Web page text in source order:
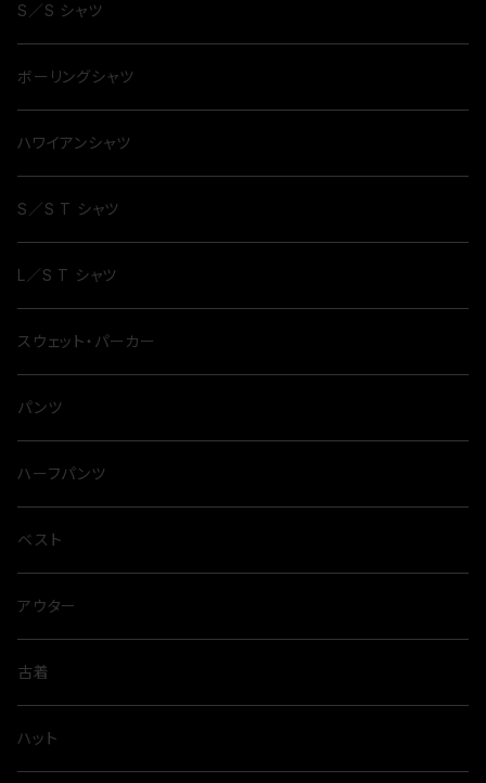
S／S シャツ
ボーリングシャツ
ハワイアンシャツ
S／S T シャツ
L／S T シャツ
スウェット・パーカー
パンツ
ハーフパンツ
ベスト
アウター
古着
ハット